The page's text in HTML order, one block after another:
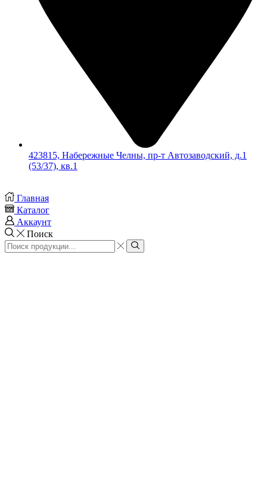
423815, Набережные Челны, пр-т Автозаводский, д.1
(53/37), кв.1
Главная
Каталог
Аккаунт
Поиск
Search
input
Search